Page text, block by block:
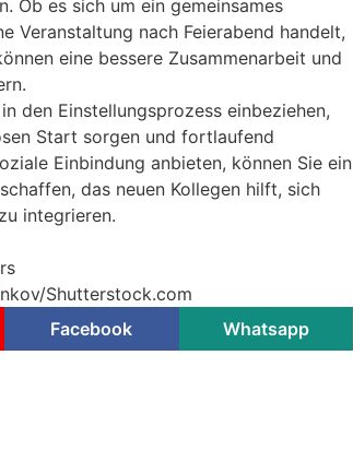
Ob es sich um ein gemeinsames
Veranstaltung nach Feierabend handelt,
eine bessere Zusammenarbeit und
den Einstellungsprozess einbeziehen,
Start sorgen und fortlaufend
Einbindung anbieten, können Sie ein
das neuen Kollegen hilft, sich
integrieren.
Shutterstock.com
Facebook Whatsapp